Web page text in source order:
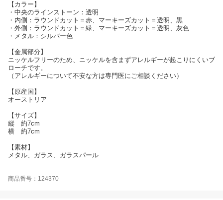
【カラー】
・中央のラインストーン：透明
・内側：ラウンドカット＝赤、マーキーズカット＝透明、黒
・外側：ラウンドカット＝緑、マーキーズカット＝透明、灰色
・メタル：シルバー色
【金属部分】
ニッケルフリーのため、ニッケルを含まずアレルギーが起こりにくいブ
ローチです。
（アレルギーについて不安な方は専門医にご相談ください）
【原産国】
オーストリア
【サイズ】
縦 約7cm
横 約7cm
【素材】
メタル、ガラス、ガラスパール
商品番号：124370